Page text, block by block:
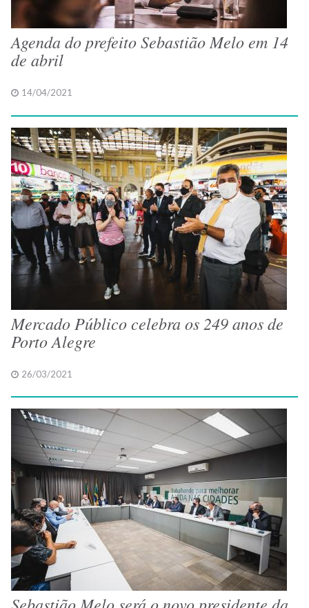
Agenda do prefeito Sebastião Melo em 14
de abril
14/04/2021
Mercado Público celebra os 249 anos de
Porto Alegre
26/03/2021